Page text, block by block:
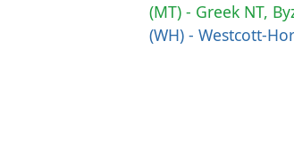
(MT) - Greek NT,
(WH) - Westcott-